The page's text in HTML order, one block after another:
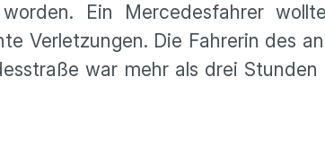
Ein Mercedesfahrer
Verletzungen. Die Fahrerin des
war mehr als drei Stunden